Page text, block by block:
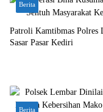
Berita
Patroli Kamtibmas Polres
Sasar Pasar Kediri
Berita